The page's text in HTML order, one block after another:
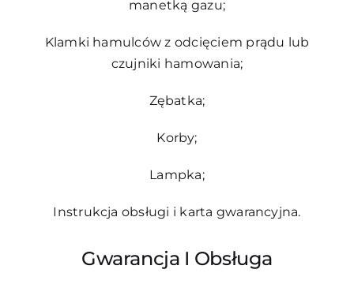
manetką gazu;
Klamki hamulców z odcięciem prądu lub
czujniki hamowania;
Zębatka;
Korby;
Lampka;
Instrukcja obsługi i karta gwarancyjna.
Gwarancja I Obsługa